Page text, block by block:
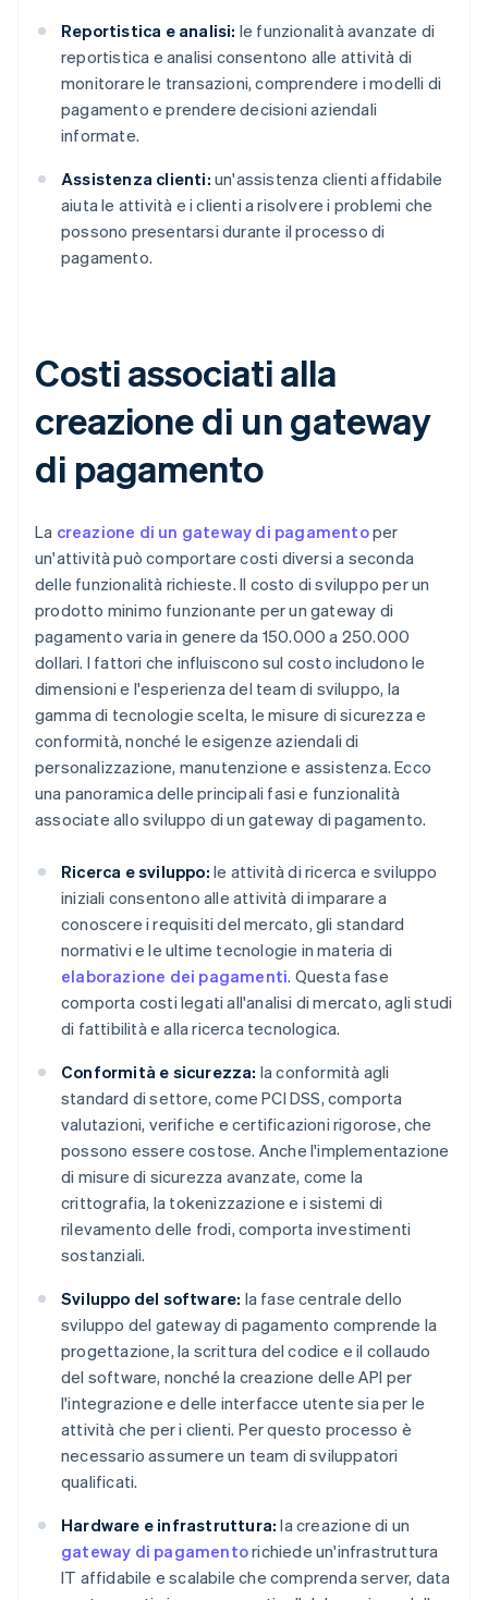
Reportistica e analisi: le funzionalità avanzate di
reportistica e analisi consentono alle attività di
monitorare le transazioni, comprendere i modelli di
pagamento e prendere decisioni aziendali
informate.
Assistenza clienti: un'assistenza clienti affidabile
aiuta le attività e i clienti a risolvere i problemi che
possono presentarsi durante il processo di
pagamento.
Costi associati alla
creazione di un gateway
di pagamento
La creazione di un gateway di pagamentoper
un'attività può comportare costi diversi a seconda
delle funzionalità richieste. Il costo di sviluppo per un
prodotto minimo funzionante per un gateway di
pagamento varia in genere da 150.000 a 250.000
dollari. I fattori che influiscono sul costo includono le
dimensioni e l'esperienza del team di sviluppo, la
gamma di tecnologie scelta, le misure di sicurezza e
conformità, nonché le esigenze aziendali di
personalizzazione, manutenzione e assistenza. Ecco
una panoramica delle principali fasi e funzionalità
associate allo sviluppo di un gateway di pagamento.
Ricerca e sviluppo: le attività di ricerca e sviluppo
iniziali consentono alle attività di imparare a
conoscere i requisiti del mercato, gli standard
normativi e le ultime tecnologie in materia di
elaborazione dei pagamenti. Questa fase
comporta costi legati all'analisi di mercato, agli studi
di fattibilità e alla ricerca tecnologica.
Conformità e sicurezza: la conformità agli
standard di settore, come PCI DSS, comporta
valutazioni, verifiche e certificazioni rigorose, che
possono essere costose. Anche l'implementazione
di misure di sicurezza avanzate, come la
crittografia, la tokenizzazione e i sistemi di
rilevamento delle frodi, comporta investimenti
sostanziali.
Sviluppo del software: la fase centrale dello
sviluppo del gateway di pagamento comprende la
progettazione, la scrittura del codice e il collaudo
del software, nonché la creazione delle API per
l'integrazione e delle interfacce utente sia per le
attività che per i clienti. Per questo processo è
necessario assumere un team di sviluppatori
qualificati.
Hardware e infrastruttura: la creazione di un
gateway di pagamentorichiede un'infrastruttura
IT affidabile e scalabile che comprenda server, data